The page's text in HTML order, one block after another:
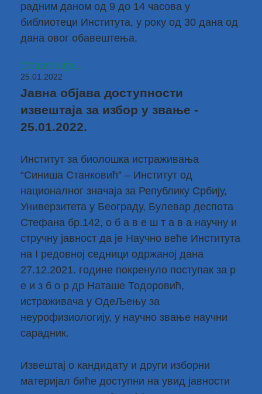
радним даном од 9 до 14 часова у
библиотеци Института, у року од 30 дана од
дана овог обавештења.
Опширније...
25.01.2022
Јавна објава доступности
извештаја за избор у звање -
25.01.2022.
Институт за биолошка истраживања
“Синиша Станковић” – Институт од
националног значаја за Републику Србију,
Универзитета у Београду, Булевар деспота
Стефана бр.142, о б а в е ш т а в а научну и
стручну јавност да је Научно веће Института
на I редовној седници одржаној дана
27.12.2021. године покренуло поступак за р
е и з б о р др Наташе Тодоровић,
истраживача у ОдеЉењу за
неурофизиологију, у научно звање научни
сарадник.
Извештај о кандидату и други изборни
материјал биће доступни на увид јавности